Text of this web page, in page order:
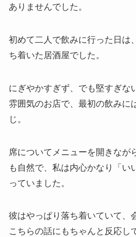
ありませんでした。
初めて二人で飲みに行った日は
ち着いた居酒屋でした。
にぎやかすぎず、でも堅すぎな
雰囲気のお店で、最初の飲みに
じ。
席についてメニューを開きなが
も自然で、私は内心かなり「い
っていました。
彼はやっぱり落ち着いていて、
こちらの話にもちゃんと反応し